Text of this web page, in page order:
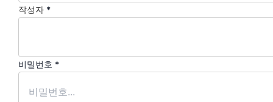
작성자 *
비밀번호 *